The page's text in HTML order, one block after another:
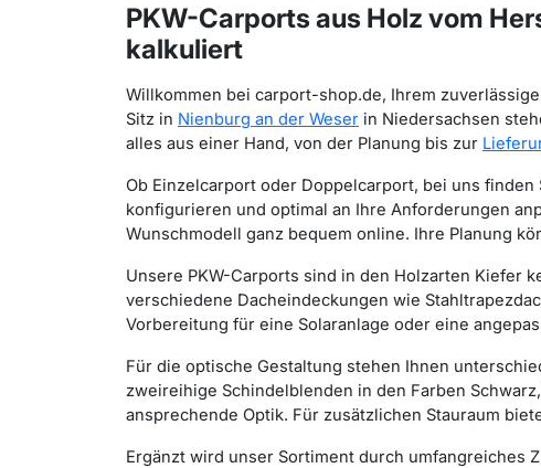
PKW-Carports aus Holz vom
kalkuliert
Willkommen bei carport-shop.de, Ihrem
Sitz in Nienburg an der Weser in Niedersachsen
alles aus einer Hand, von der Planung bis zur
Ob Einzelcarport oder Doppelcarport, bei uns
konfigurieren und optimal an Ihre Anforderungen
Wunschmodell ganz bequem online. Ihre Planung
Unsere PKW-Carports sind in den Holzarten Kiefer
verschiedene Dacheindeckungen wie
Vorbereitung für eine Solaranlage oder eine
Für die optische Gestaltung stehen Ihnen
zweireihige Schindelblenden in den Farben
ansprechende Optik. Für zusätzlichen Stauraum
Ergänzt wird unser Sortiment durch umfangreiches